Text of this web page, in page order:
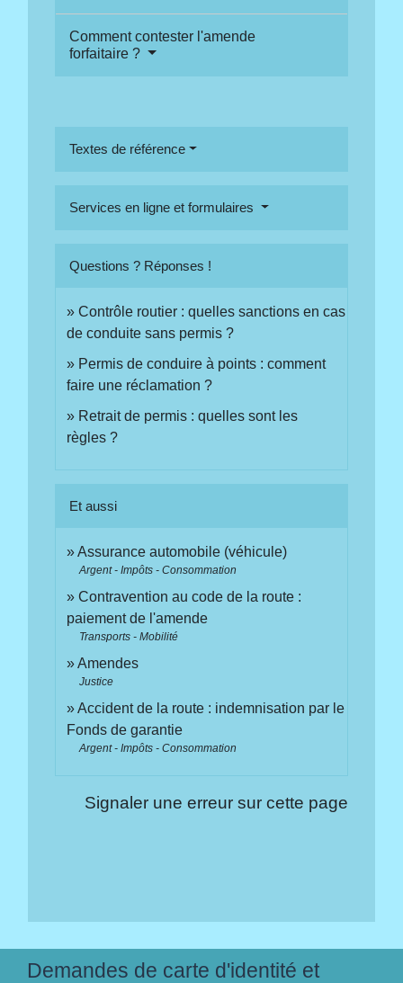
Comment contester l'amende
forfaitaire ?
Textes de référence
Services en ligne et formulaires
Questions ? Réponses !
Contrôle routier : quelles sanctions en cas
de conduite sans permis ?
Permis de conduire à points : comment
faire une réclamation ?
Retrait de permis : quelles sont les
règles ?
Et aussi
Assurance automobile (véhicule)
Argent - Impôts - Consommation
Contravention au code de la route :
paiement de l'amende
Transports - Mobilité
Amendes
Justice
Accident de la route : indemnisation par le
Fonds de garantie
Argent - Impôts - Consommation
Signaler une erreur sur cette page
Demandes de carte d'identité et